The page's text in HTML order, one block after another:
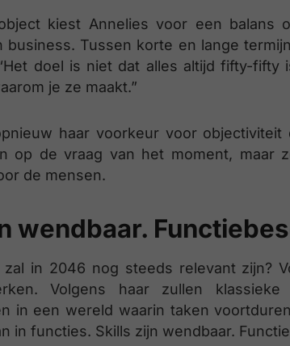
kiest Annelies voor een balans
business. Tussen korte en lange
doel is niet dat alles altijd fifty-
je ze maakt.”
haar voorkeur voor
op de vraag van het moment, maar
de mensen.
wendbaar.
zal in 2046 nog steeds relevant zijn?
Volgens haar zullen klassieke
in een wereld waarin taken
in functies. Skills zijn wendbaar.